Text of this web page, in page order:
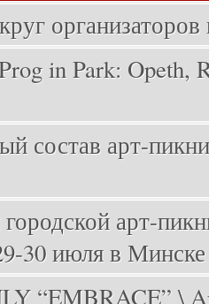
in Park: Opeth,
состав арт-
арт-
30 июля в Минске
“EMBRACE” \